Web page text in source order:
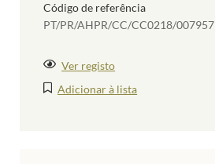
Código de referência
PT/PR/AHPR/CC/CC0218/007957
Ver registo
Adicionar à lista